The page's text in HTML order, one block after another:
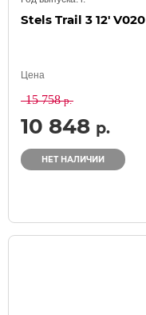
Stels Trail 3 12' V020
Цена
15 758р.
10 848 р.
НЕТ НАЛИЧИИ